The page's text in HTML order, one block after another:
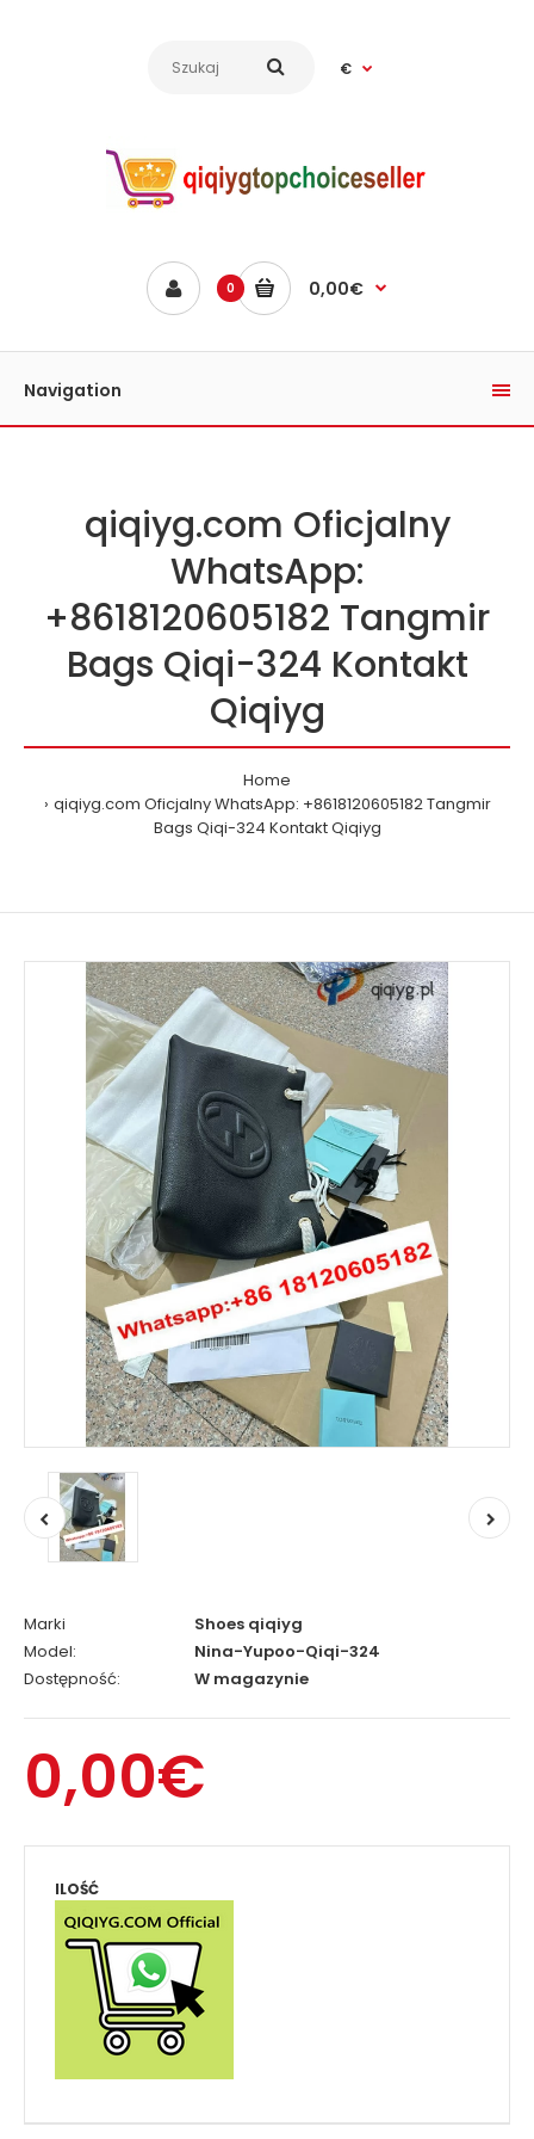
€
0 0,00€
Navigation
qiqiyg.com Oficjalny
WhatsApp:
+8618120605182 Tangmir
Bags Qiqi-324 Kontakt
Qiqiyg
Home
qiqiyg.com Oficjalny WhatsApp: +8618120605182 Tangmir
Bags Qiqi-324 Kontakt Qiqiyg
Marki
Shoes qiqiyg
Model:
Nina-Yupoo-Qiqi-324
Dostępność:
W magazynie
0,00€
ILOŚĆ